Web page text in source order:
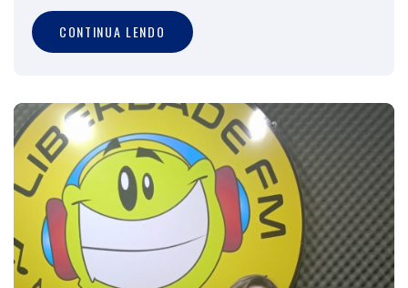
CONTINUA LENDO